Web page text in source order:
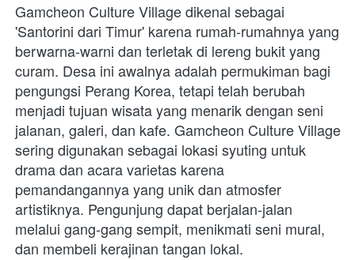
Gamcheon Culture Village dikenal sebagai
'Santorini dari Timur' karena rumah-rumahnya yang
berwarna-warni dan terletak di lereng bukit yang
curam. Desa ini awalnya adalah permukiman bagi
pengungsi Perang Korea, tetapi telah berubah
menjadi tujuan wisata yang menarik dengan seni
jalanan, galeri, dan kafe. Gamcheon Culture Village
sering digunakan sebagai lokasi syuting untuk
drama dan acara varietas karena
pemandangannya yang unik dan atmosfer
artistiknya. Pengunjung dapat berjalan-jalan
melalui gang-gang sempit, menikmati seni mural,
dan membeli kerajinan tangan lokal.